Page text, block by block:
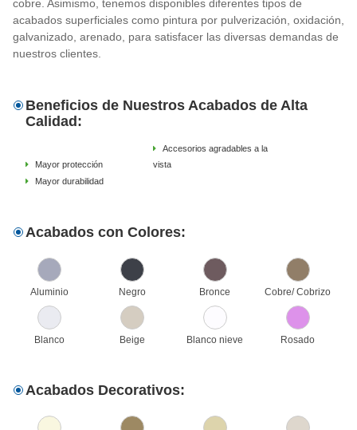
cobre. Asimismo, tenemos disponibles diferentes tipos de
acabados superficiales como pintura por pulverización, oxidación,
galvanizado, arenado, para satisfacer las diversas demandas de
nuestros clientes.
Beneficios de Nuestros Acabados de Alta
Calidad:
Mayor protección
Accesorios agradables a la
vista
Mayor durabilidad
Acabados con Colores:
Aluminio Negro Bronce Cobre/ Cobrizo
Blanco Beige Blanco nieve Rosado
Acabados Decorativos: